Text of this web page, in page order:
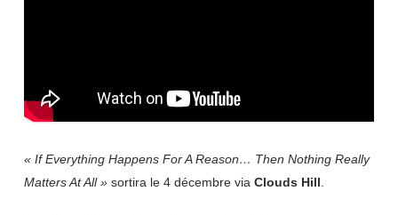
« If Everything Happens For A Reason… Then Nothing Really
Matters At All » sortira le 4 décembre via Clouds Hill